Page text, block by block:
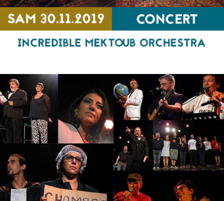
Incredible Mektoub Orchestra
CONCERT